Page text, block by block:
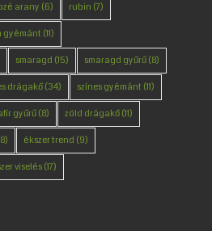
arany (6) rubin (7)
gyémánt (11)
smaragd (15) smaragd gyűrű(8)
drágakő(34) színes gyémánt (11)
gyűrű(8) zöld drágakő(11)
ékszer trend (9)
viselés(17)